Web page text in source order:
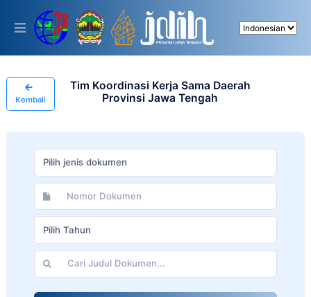
This
includes
accessibility
system.
Kembali
Tim Koordinasi Kerja Sama Daerah
Provinsi Jawa Tengah
Pilih jenis dokumen
Pilih Tahun